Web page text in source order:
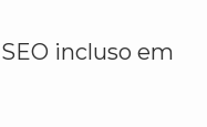
incluso em